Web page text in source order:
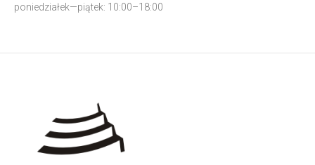
poniedziałek—piątek: 10:00–18:00